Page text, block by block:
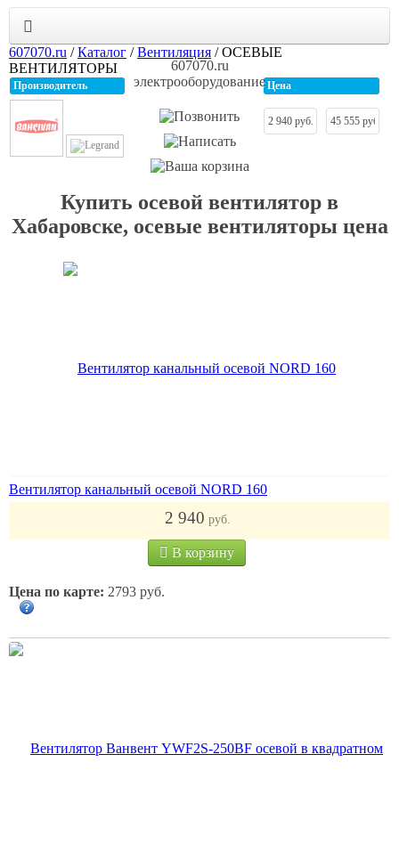
607070.ru
электрооборудование
607070.ru /Каталог /Вентиляция /ОСЕВЫЕ
ВЕНТИЛЯТОРЫ
Производитель Цена
Купить осевой вентилятор в
Хабаровске, осевые вентиляторы цена
Вентилятор канальный осевой NORD 160
2 940 руб.
В корзину
Цена по карте: 2793 руб.